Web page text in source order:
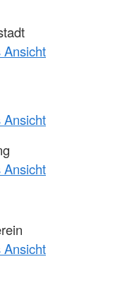
Ansicht
Ansicht
Ansicht
Ansicht